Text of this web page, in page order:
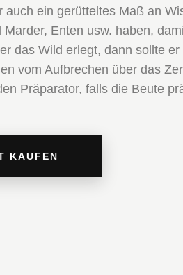
ein gerütteltes Maß an
Enten usw. haben,
das Wild erlegt, dann sollte
vom Aufbrechen über das
Präparator, falls die Beute
KAUFEN